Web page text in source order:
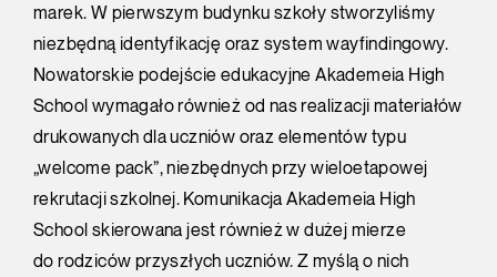
marek. W pierwszym budynku szkoły stworzyliśmy
niezbędną identyfikację oraz system wayfindingowy.
Nowatorskie podejście edukacyjne Akademeia High
School wymagało również od nas realizacji materiałów
drukowanych dla uczniów oraz elementów typu
„welcome pack”, niezbędnych przy wieloetapowej
rekrutacji szkolnej. Komunikacja Akademeia High
School skierowana jest również w dużej mierze
do rodziców przyszłych uczniów. Z myślą o nich